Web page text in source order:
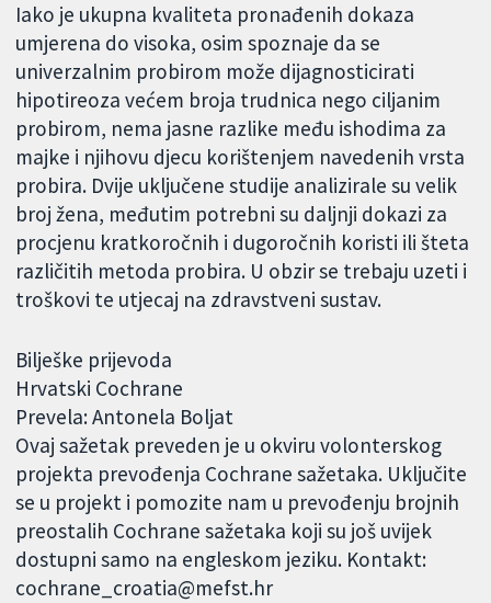
Iako je ukupna kvaliteta pronađenih dokaza
umjerena do visoka, osim spoznaje da se
univerzalnim probirom može dijagnosticirati
hipotireoza većem broja trudnica nego ciljanim
probirom, nema jasne razlike među ishodima za
majke i njihovu djecu korištenjem navedenih vrsta
probira. Dvije uključene studije analizirale su velik
broj žena, međutim potrebni su daljnji dokazi za
procjenu kratkoročnih i dugoročnih koristi ili šteta
različitih metoda probira. U obzir se trebaju uzeti i
troškovi te utjecaj na zdravstveni sustav.
Bilješke prijevoda
Hrvatski Cochrane
Prevela: Antonela Boljat
Ovaj sažetak preveden je u okviru volonterskog
projekta prevođenja Cochrane sažetaka. Uključite
se u projekt i pomozite nam u prevođenju brojnih
preostalih Cochrane sažetaka koji su još uvijek
dostupni samo na engleskom jeziku. Kontakt:
cochrane_croatia@mefst.hr